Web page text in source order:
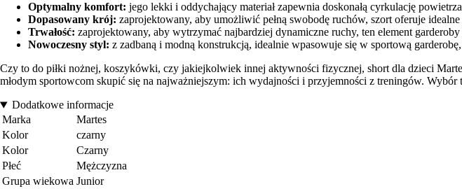
Optymalny komfort: jego lekki i oddychający materiał zapewnia doskonałą cyrkulację
Dopasowany krój: zaprojektowany, aby umożliwić pełną swobodę ruchów, szort oferuje
Trwałość: zaprojektowany, aby wytrzymać najbardziej dynamiczne ruchy, ten element
Nowoczesny styl: z zadbaną i modną konstrukcją, idealnie wpasowuje się w sportową
Czy to do piłki nożnej, koszykówki, czy jakiejkolwiek innej aktywności fizycznej, short dla dzieci
młodym sportowcom skupić się na najważniejszym: ich wydajności i przyjemności z treningów.
Dodatkowe informacje
Marka
Martes
Kolor
czarny
Kolor
Czarny
Płeć
Mężczyzna
Grupa wiekowa Junior